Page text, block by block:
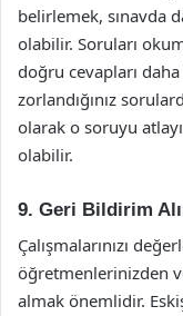
belirlemek, sınavda
olabilir. Soruları
doğru cevapları daha
zorlandığınız
olarak o soruyu
olabilir.
9. Geri Bildirim
Çalışmalarınızı
öğretmenlerinizden
almak önemlidir.